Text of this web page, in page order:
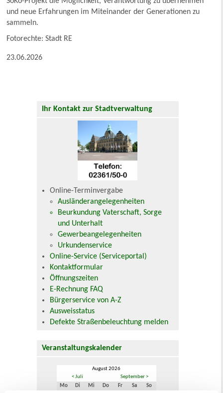
und neue Erfahrungen im Miteinander der Generationen zu
sammeln.
Fotorechte: Stadt RE
23.06.2026
Ihr Kontakt zur Stadtverwaltung
Online-Terminvergabe
Ausländerangelegenheiten
Beurkundung Vaterschaft, Sorge
und Unterhalt
Gewerbeangelegenheiten
Urkundenservice
Online-Service (Serviceportal)
Kontaktformular
Öffnungszeiten
E-Rechnung FAQ
Bürgerservice von A-Z
Ausweisstatus
Defekte Straßenbeleuchtung melden
Veranstaltungskalender
August 2026
< Juli
September >
Mo
Di Mi Do Fr Sa
So